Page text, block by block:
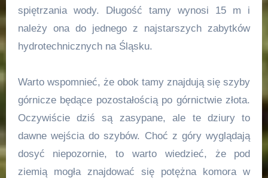
spiętrzania wody. Długość tamy wynosi 15 m i
należy ona do jednego z najstarszych zabytków
hydrotechnicznych na Śląsku.
Warto wspomnieć, że obok tamy znajdują się szyby
górnicze będące pozostałością po górnictwie złota.
Oczywiście dziś są zasypane, ale te dziury to
dawne wejścia do szybów. Choć z góry wyglądają
dosyć niepozornie, to warto wiedzieć, że pod
ziemią mogła znajdować się potężna komora w